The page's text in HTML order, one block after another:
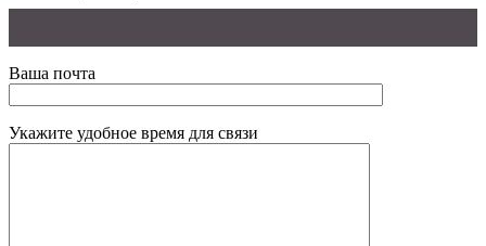
Ваша почта
Укажите удобное время для связи